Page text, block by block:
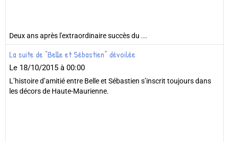
Deux ans après l'extraordinaire succès du ...
La suite de “Belle et Sébastien” dévoilée
Le 18/10/2015 à 00:00
L’histoire d’amitié entre Belle et Sébastien s’inscrit toujours dans
les décors de Haute-Maurienne.